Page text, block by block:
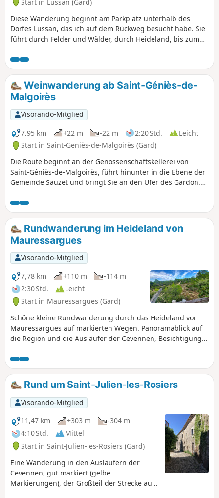
Start in Lussan (Gard)
Diese Wanderung beginnt am Parkplatz unterhalb des
Dorfes Lussan, das ich auf dem Rückweg besucht habe. Sie
führt durch Felder und Wälder, durch Heideland, bis zum
Wasser führte und daher wunderschön war. Vom Portail des
Concluses geht es auf der anderen Seite wieder hinauf, ein
guter, etwas anstrengender Aufstieg, aber nichts
Unüberwindbares. Nach der Wanderung durch das
Heideland durchquert man Weiler und Dörfer, die von
Passagen in die umliegende Natur unterbrochen sind, um
zum Dorf Lussan zurückzukehren.
Weinwanderung ab Saint-Géniès-de-
Malgoirès
Visorando-Mitglied
7,95 km
+22 m -22 m 2:20 Std.
Leicht
Start in Saint-Geniès-de-Malgoirès (Gard)
Die Route beginnt an der Genossenschaftskellerei von
Saint-Géniès-de-Malgoirès, führt hinunter in die Ebene der
Gemeinde Sauzet und bringt Sie an den Ufer des Gardon.
Weinberge und Ackerland.
Rundwanderung im Heideland von
Mauressargues
Visorando-Mitglied
7,78 km
+110 m
-114 m
2:30 Std.
Leicht
Start in Mauressargues (Gard)
Schöne kleine Rundwanderung durch das Heideland von
Mauressargues auf markierten Wegen. Panoramablick auf
die Region und die Ausläufer der Cevennen, Besichtigung
Rund um Saint-Julien-les-Rosiers
Visorando-Mitglied
11,47 km
+303 m
-304 m
4:10 Std.
Mittel
Start in Saint-Julien-les-Rosiers (Gard)
Eine Wanderung in den Ausläufern der
Cevennen, gut markiert (gelbe
Markierungen), der Großteil der Strecke auf